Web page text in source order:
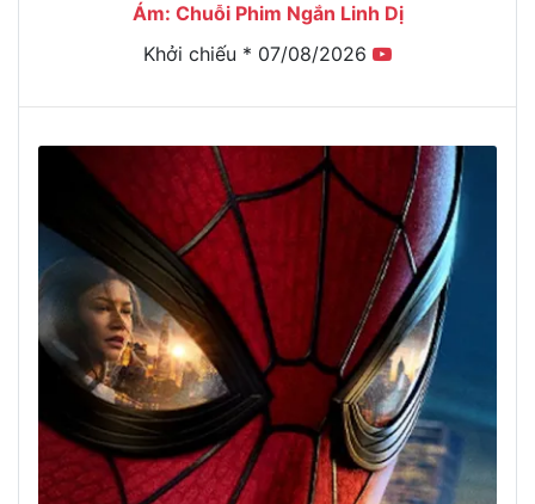
Ám: Chuỗi Phim Ngắn Linh Dị
Khởi chiếu * 07/08/2026